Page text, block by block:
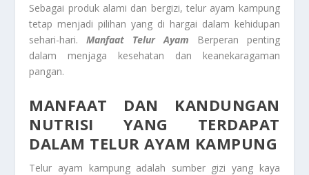
Sebagai produk alami dan bergizi, telur ayam kampung
tetap menjadi pilihan yang di hargai dalam kehidupan
sehari-hari.Manfaat Telur Ayam Berperan penting
dalam menjaga kesehatan dan keanekaragaman
pangan.
MANFAAT DAN KANDUNGAN
NUTRISI YANG TERDAPAT
DALAM TELUR AYAM KAMPUNG
Telur ayam kampung adalah sumber gizi yang kaya